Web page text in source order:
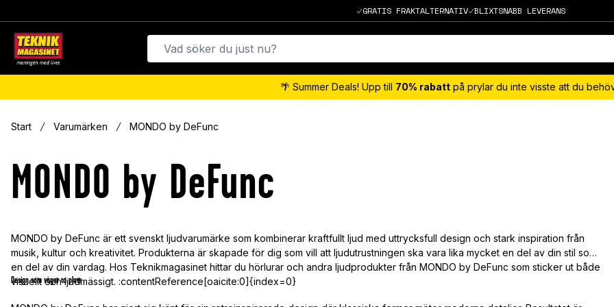
GRATIS FRAKTALTERNATIV BLIXTSNABB LEVERANS
🌴 Summer Deals! Upp till 70% rabatt på prylar du inte visste att du
Start Varumärken MONDO by DeFunc
MONDO by DeFunc
MONDO by DeFunc är ett svenskt ljudvarumärke som kombinerar kraftfullt ljud med uttrycksfull design och stark inspiration från
musik, kultur och kreativitet. Produkterna är skapade för dig som vill att ljudutrustningen ska vara lika mycket en del av din stil som
en del av din vardag. Hos Teknikmagasinet hittar du hörlurar och andra ljudprodukter från MONDO by DeFunc som sticker ut både
visuellt och ljudmässigt. :contentReference[oaicite:0]{index=0}
Design som vågar ta plats